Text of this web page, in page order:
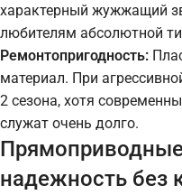
характерный жужжащий
любителям абсолютной
Ремонтопригодность:
материал. При
2 сезона, хотя
служат очень долго.
надежность без